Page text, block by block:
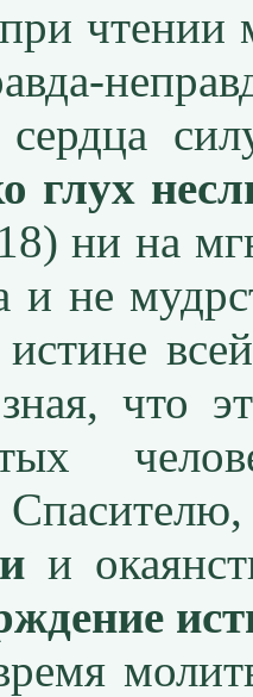
чтении
глух
ни на
и не
истине
что
и